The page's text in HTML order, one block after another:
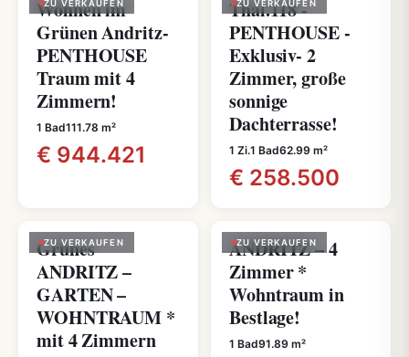
ZU VERKAUFEN
Wohnen im
Grünen Andritz-
PENTHOUSE
Traum mit 4
Zimmern!
1 Bad111.78 m²
€ 944.421
ZU VERKAUFEN
Thal.118 -
PENTHOUSE -
Exklusiv- 2
Zimmer, große
sonnige
Dachterrasse!
1 Zi.1 Bad62.99 m²
€ 258.500
ZU VERKAUFEN
Grünes
ANDRITZ –
GARTEN –
WOHNTRAUM *
mit 4 Zimmern
ZU VERKAUFEN
ANDRITZ – 4
Zimmer *
Wohntraum in
Bestlage!
1 Bad91.89 m²